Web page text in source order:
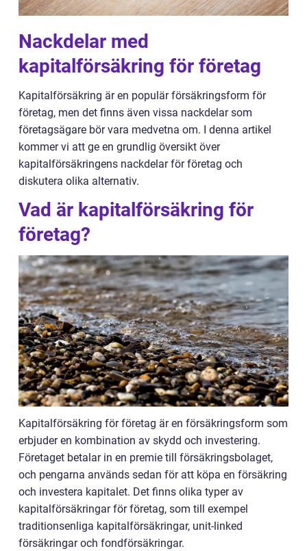
Nackdelar med
kapitalförsäkring för företag
Kapitalförsäkring är en populär försäkringsform för
företag, men det finns även vissa nackdelar som
företagsägare bör vara medvetna om. I denna artikel
kommer vi att ge en grundlig översikt över
kapitalförsäkringens nackdelar för företag och
diskutera olika alternativ.
Vad är kapitalförsäkring för
företag?
Kapitalförsäkring för företag är en försäkringsform som
erbjuder en kombination av skydd och investering.
Företaget betalar in en premie till försäkringsbolaget,
och pengarna används sedan för att köpa en försäkring
och investera kapitalet. Det finns olika typer av
kapitalförsäkringar för företag, som till exempel
traditionsenliga kapitalförsäkringar, unit-linked
försäkringar och fondförsäkringar.